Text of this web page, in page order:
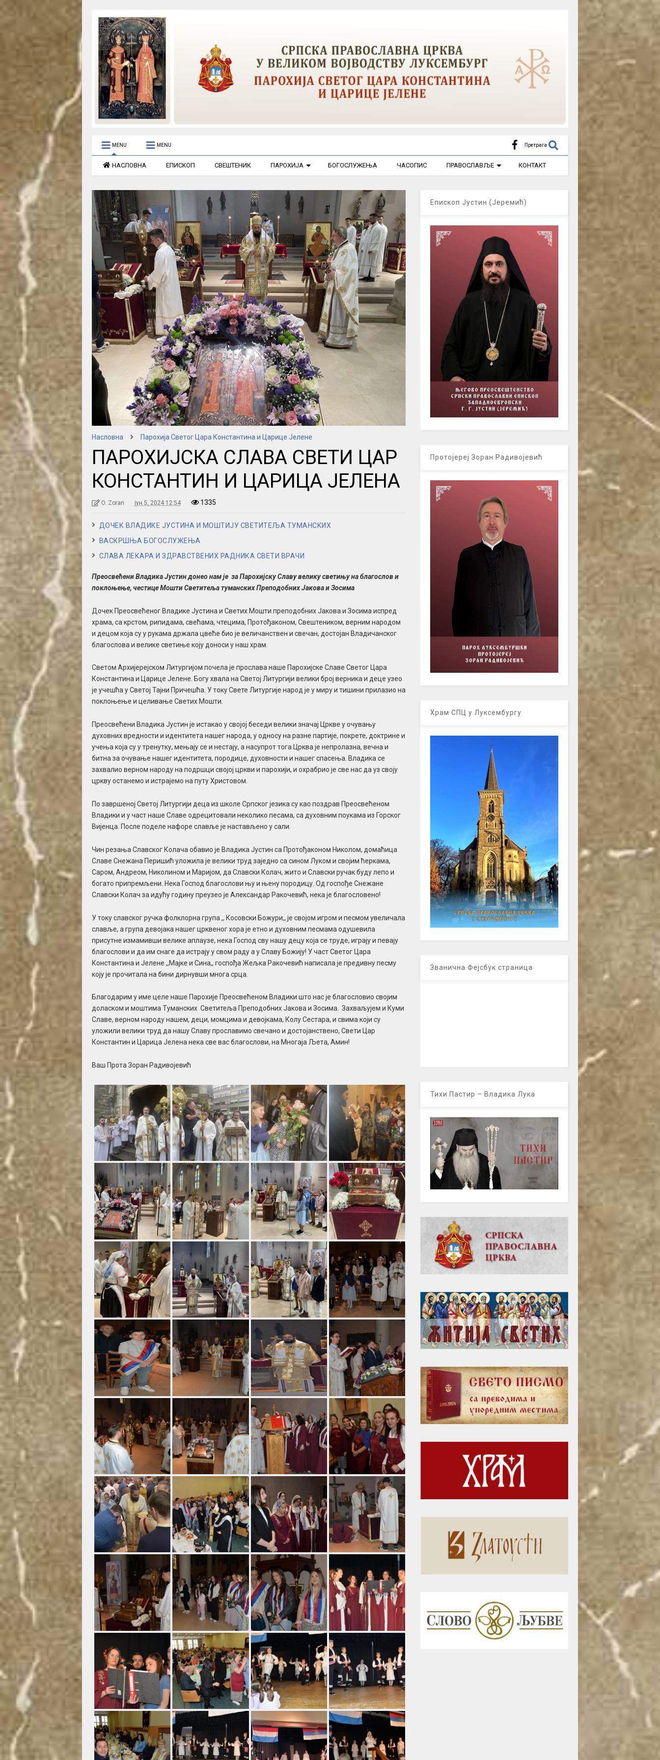
MENU MENU Претрага
НАСЛОВНА ЕПИСКОП СВЕШТЕНИК ПАРОХИЈА БОГОСЛУЖЕЊА ЧАСОПИС ПРАВОСЛАВЉЕ КОНТАКТ
Насловна Парохија Светог Цара Константина и Царице Јелене
ПАРОХИЈСКА СЛАВА СВЕТИ ЦАР
КОНСТАНТИН И ЦАРИЦА ЈЕЛЕНА
O. Zoran јун 5, 2024 12:54 1335
ДОЧЕК ВЛАДИКЕ ЈУСТИНА И МОШТИЈУ СВЕТИТЕЉА ТУМАНСКИХ
ВАСКРШЊА БОГОСЛУЖЕЊА
СЛАВА ЛЕКАРА И ЗДРАВСТВЕНИХ РАДНИКА СВЕТИ ВРАЧИ
Преосвећени Владика Јустин донео нам је за Парохијску Славу велику светињу на благослов и
поклоњење, честице Мошти Светитеља туманских Преподобних Јакова и Зосима
Дочек Преосвећеног Владике Јустина и Светих Мошти преподобних Јакова и Зосима испред
храма, са крстом, рипидама, свећама, чтецима, Протођаконом, Свештеником, верним народом
и децом која су у рукама држала цвеће био је величанствен и свечан, достојан Владичанског
благослова и велике светиње коју доноси у наш храм.
Светом Архијерејском Литургијом почела је прослава наше Парохијске Славе Светог Цара
Константина и Царице Јелене. Богу хвала на Светој Литургији велики број верника и деце узео
је учешћа у Светој Тајни Причешћа. У току Свете Литургије народ је у миру и тишини прилазио на
поклоњење и целивање Светих Мошти.
Преосвећени Владика Јустин је истакао у својој беседи велики значај Цркве у очувању
духовних вредности и идентитета нашег народа, у односу на разне партије, покрете, доктрине и
учења која су у тренутку, мењају се и нестају, а насупрот тога Црква је непролазна, вечна и
битна за очување нашег идентитета, породице, духовности и нашег спасења. Владика се
захвалио верном народу на подршци својој цркви и парохији, и охрабрио је све нас да уз своју
цркву останемо и истрајемо на путу Христовом.
По завршеној Светој Литургији деца из школе Српског језика су као поздрав Преосвећеном
Владики и у част наше Славе одрецитовали неколико песама, са духовним поукама из Горског
Вијенца. После поделе нафоре славље је настављено у сали.
Чин резања Славског Колача обавио је Владика Јустин са Протођаконом Николом, домаћица
Славе Снежана Перишић уложила је велики труд заједно са сином Луком и својим ћеркама,
Саром, Андреом, Николином и Маријом, да Славски Колач, жито и Славски ручак буду лепо и
богато припремљени. Нека Господ благослови њу и њену породицу. Од госпође Снежане
Славски Колач за идућу годину преузео је Александар Ракочевић, нека је благословено!
У току славског ручка фолклорна група ,, Косовски Божури,, је својом игром и песмом увеличала
славље, а група девојака нашег црквеног хора је етно и духовним песмама одушевила
присутне измамивши велике аплаузе, нека Господ сву нашу децу која се труде, играју и певају
благослови и да им снаге да истрају у свом раду а у Славу Божију! У част Светог Цара
Константина и Јелене ,,Мајке и Сина,, госпођа Жељка Ракочевић написала је предивну песму
коју је прочитала на бини дирнувши многа срца.
Благодарим у име целе наше Парохије Преосвећеном Владики што нас је благословио својим
доласком и моштима Туманских Светитеља Преподобних Јакова и Зосима. Захваљујем и Куми
Славе, верном народу нашем, деци, момцима и девојкама, Колу Сестара, и свима који су
уложили велики труд да нашу Славу прославимо свечано и достојанствено, Свети Цар
Константин и Царица Јелена нека све вас благослови, на Многаја Љета, Амин!
Ваш Прота Зоран Радивојевић
Епископ Јустин (Јеремић)
Протојереј Зоран Радивојевић
Храм СПЦ у Луксембургу
Званична Фејсбук страница
Тихи Пастир – Владика Лука